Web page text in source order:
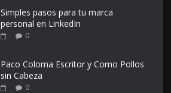
Simples pasos para tu marca
personal en LinkedIn
0
Paco Coloma Escritor y Como Pollos
sin Cabeza
0